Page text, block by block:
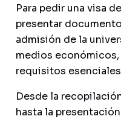
Para pedir una visa
presentar
admisión de la
medios
requisitos
Desde la
hasta la